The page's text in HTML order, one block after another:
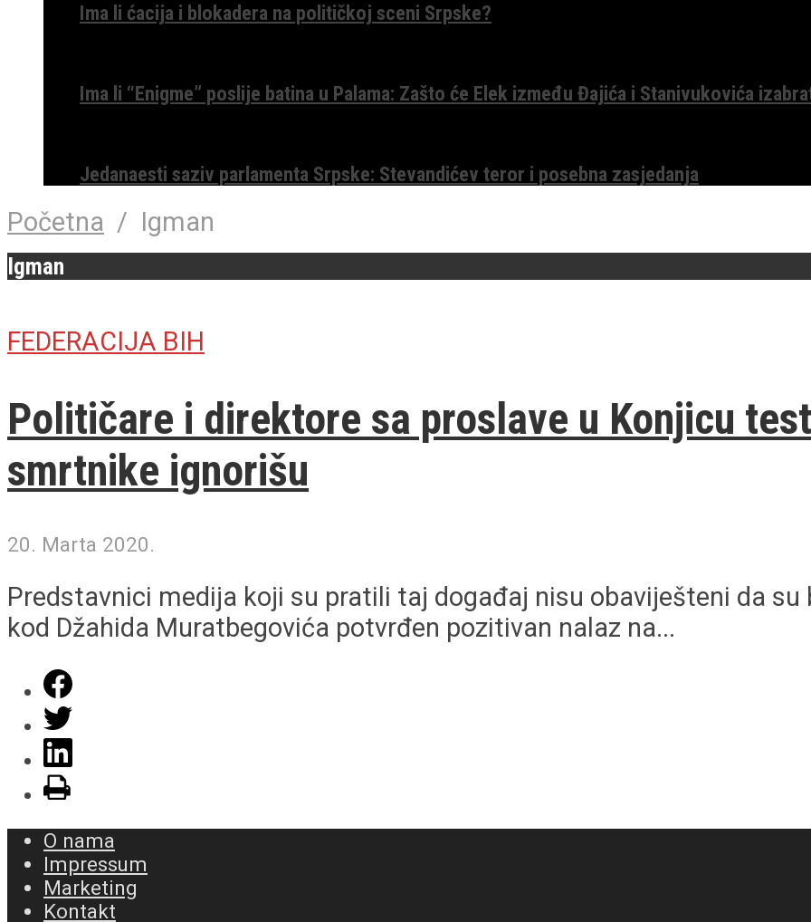
Ima li ćacija i blokadera na političkoj sceni Srpske?
Ima li “Enigme” poslije batina u Palama: Zašto će Elek između Đajića i Stanivukovića
Jedanaesti saziv parlamenta Srpske: Stevandićev teror i posebna zasjedanja
Početna / Igman
Igman
FEDERACIJA BIH
Političare i direktore sa proslave u Konjicu
smrtnike ignorišu
20. Marta 2020.
Predstavnici medija koji su pratili taj događaj nisu obaviješteni da
kod Džahida Muratbegovića potvrđen pozitivan nalaz na...
O nama
Impressum
Marketing
Kontakt